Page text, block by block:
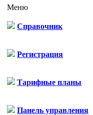
Меню
Справочник
Регистрация
Тарифные планы
Панель управления